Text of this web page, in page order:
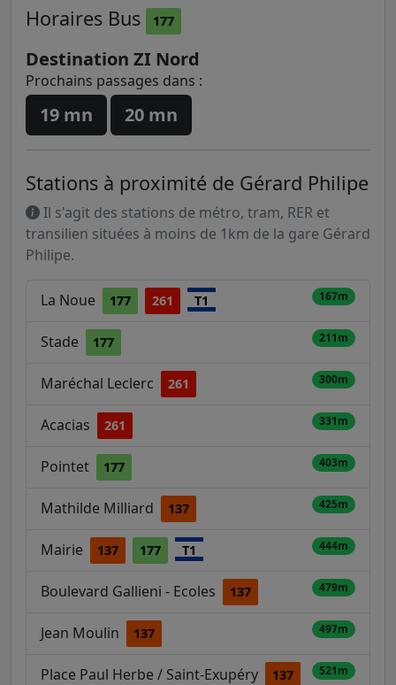
Horaires Bus 177
Destination ZI Nord
Prochains passages dans :
19 mn 20 mn
Stations à proximité de Gérard Philipe
Il s'agit des stations de métro, tram, RER et
transilien situées à moins de 1km de la gare Gérard
Philipe.
La Noue 177 261 T1 167m
Stade 177 211m
Maréchal Leclerc 261 300m
Acacias 261 331m
Pointet 177 403m
Mathilde Milliard 137 425m
Mairie 137 177 T1 444m
Boulevard Gallieni - Ecoles 137 479m
Jean Moulin 137 497m
Place Paul Herbe / Saint-Exupéry
137
521m